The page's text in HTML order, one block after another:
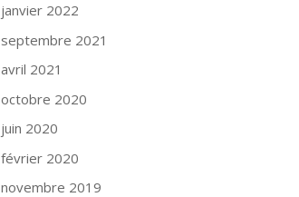
janvier 2022
septembre 2021
avril 2021
octobre 2020
juin 2020
février 2020
novembre 2019